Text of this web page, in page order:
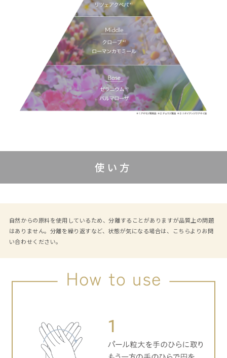
使い方
自然からの原料を使用しているため、分離することがありますが品質上の問題
はありません。分離を繰り返すなど、状態が気になる場合は、
こちらよりお問
い合わせください。